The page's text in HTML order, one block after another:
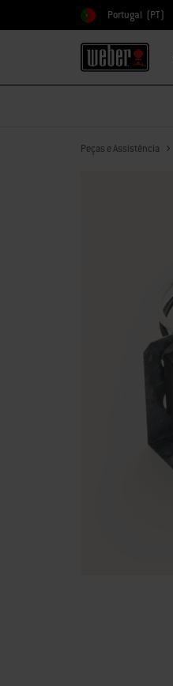
Escolher país
Portugal (PT)
Peças e Assistência